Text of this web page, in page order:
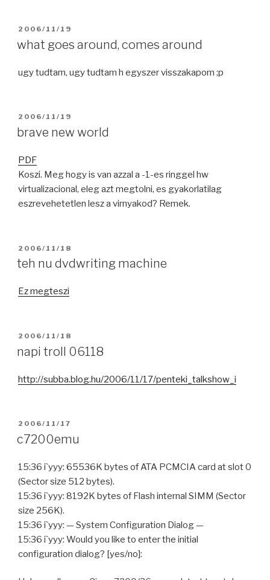
POSTED
ON
2006/11/19
what goes around, comes around
ugy tudtam, ugy tudtam h egyszer visszakapom ;p
POSTED
ON
2006/11/19
brave new world
PDF
Koszi. Meg hogy is van azzal a -1-es ringgel hw
virtualizacional, eleg azt megtolni, es gyakorlatilag
eszrevehetetlen lesz a virnyakod? Remek.
POSTED
ON
2006/11/18
teh nu dvdwriting machine
Ez megteszi
POSTED
2006/11/18
napi troll 06118
http://subba.blog.hu/2006/11/17/penteki_talkshow_i
POSTED
ON
2006/11/17
c7200emu
15:36 i`yyy: 65536K bytes of ATA PCMCIA card at slot 0
(Sector size 512 bytes).
15:36 i`yyy: 8192K bytes of Flash internal SIMM (Sector
size 256K).
15:36 i`yyy: — System Configuration Dialog —
15:36 i`yyy: Would you like to enter the initial
configuration dialog? [yes/no]: